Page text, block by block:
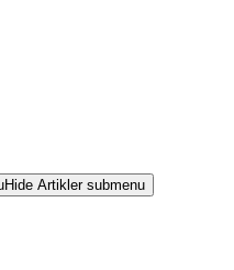
Hide Artikler submenu